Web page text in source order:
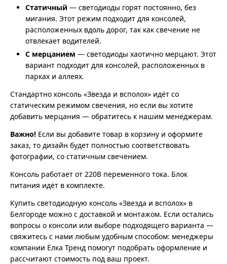
Статичный — светодиоды горят постоянно, без
мигания. Этот режим подходит для консолей,
расположенных вдоль дорог, так как свечение не
отвлекает водителей.
С мерцанием — светодиоды хаотично мерцают. Этот
вариант подходит для консолей, расположенных в
парках и аллеях.
Стандартно консоль «Звезда и всполох» идёт со
статическим режимом свечения, но если вы хотите
добавить мерцания — обратитесь к нашим менеджерам.
Важно! Если вы добавите товар в корзину и оформите
заказ, то дизайн будет полностью соответствовать
фотографии, со статичным свечением.
Консоль работает от 220В переменного тока. Блок
питания идёт в комплекте.
Купить светодиодную консоль «Звезда и всполох» в
Белгороде можно с доставкой и монтажом. Если остались
вопросы о консоли или выборе подходящего варианта —
свяжитесь с нами любым удобным способом: менеджеры
компании Ёлка Тренд помогут подобрать оформление и
рассчитают стоимость под ваш проект.